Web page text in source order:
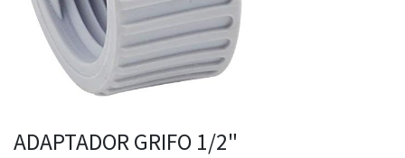
ADAPTADOR GRIFO 1/2"